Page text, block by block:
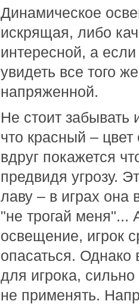
Динамическое
искрящая, либо
интересной, а
увидеть все того
напряженной.
Не стоит
что красный –
вдруг покажется
предвидя угрозу.
лаву – в играх она
"не трогай меня"...
освещение, игрок
опасаться. Однако
для игрока,
не применять.